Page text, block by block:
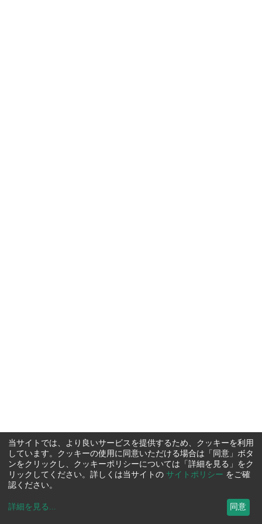
当サイトでは、より良いサービスを提供するため、クッキーを利用
しています。クッキーの使用に同意いただける場合は「同意」ボタ
ンをクリックし、クッキーポリシーについては「詳細を見る」をク
リックしてください。詳しくは当サイトの サイトポリシー をご確
認ください。
詳細を見る ... 同意